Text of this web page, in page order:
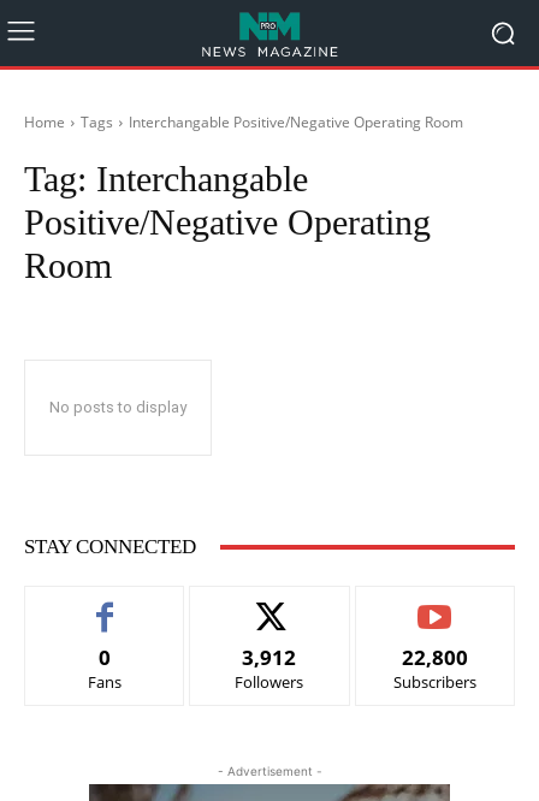
Home Tags Interchangable Positive/Negative Operating Room
Tag: Interchangable
Positive/Negative Operating
Room
No posts to display
STAY CONNECTED
0
Fans
3,912
Followers
22,800
Subscribers
- Advertisement -